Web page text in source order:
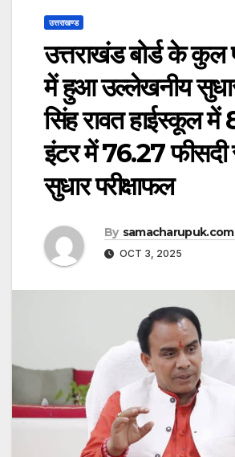
उत्तराखण्ड
उत्तराखंड बोर्ड के कुल
में हुआ उल्लेखनीय
सिंह रावत हाईस्कूल में
इंटर में 76.27 फीसदी
सुधार परीक्षाफल
By samacharupuk.com
OCT 3, 2025